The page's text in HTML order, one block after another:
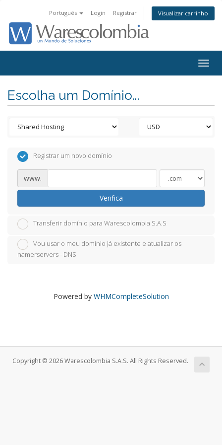
Português Login Registrar Visualizar carrinho
Escolha um Domínio...
Registrar um novo domínio
www.
Verifica
Transferir domínio para Warescolombia S.A.S
Vou usar o meu domínio já existente e atualizar os
namerservers - DNS
Powered by WHMCompleteSolution
Copyright © 2026 Warescolombia S.A.S. All Rights Reserved.